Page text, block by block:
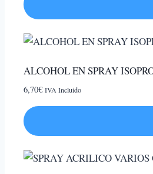
ALCOHOL EN SPRAY
6,70€ IVA Incluido